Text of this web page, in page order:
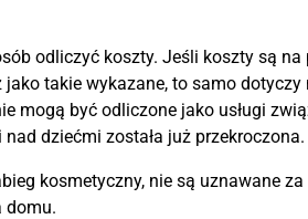
odliczyć koszty. Jeśli koszty są
takie wykazane, to samo
mogą być odliczone jako usługi
dziećmi została już przekroczona.
kosmetyczny, nie są uznawane
domu.